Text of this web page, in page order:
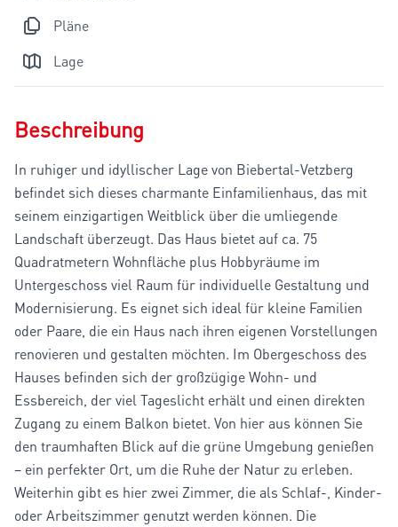
Pläne
Lage
Beschreibung
In ruhiger und idyllischer Lage von Biebertal-Vetzberg
befindet sich dieses charmante Einfamilienhaus, das mit
seinem einzigartigen Weitblick über die umliegende
Landschaft überzeugt. Das Haus bietet auf ca. 75
Quadratmetern Wohnfläche plus Hobbyräume im
Untergeschoss viel Raum für individuelle Gestaltung und
Modernisierung. Es eignet sich ideal für kleine Familien
oder Paare, die ein Haus nach ihren eigenen Vorstellungen
renovieren und gestalten möchten. Im Obergeschoss des
Hauses befinden sich der großzügige Wohn- und
Essbereich, der viel Tageslicht erhält und einen direkten
Zugang zu einem Balkon bietet. Von hier aus können Sie
den traumhaften Blick auf die grüne Umgebung genießen
– ein perfekter Ort, um die Ruhe der Natur zu erleben.
Weiterhin gibt es hier zwei Zimmer, die als Schlaf-, Kinder-
oder Arbeitszimmer genutzt werden können. Die